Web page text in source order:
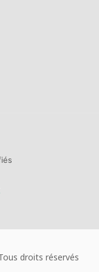
droits réservés